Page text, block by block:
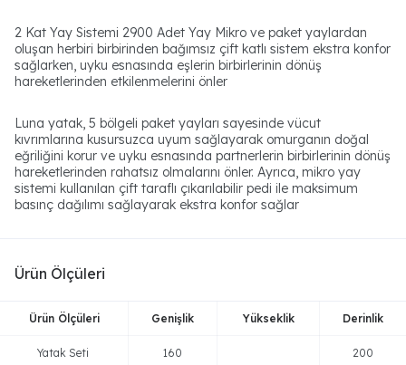
Ürün Ölçüleri
Ürün Ölçüleri Genişlik Yükseklik Derinlik
Yatak Seti 160 200
2 Kat Yay Sistemi 2900 Adet Yay Mikro ve paket yaylardan
oluşan herbiri birbirinden bağımsız çift katlı sistem ekstra konfor
sağlarken, uyku esnasında eşlerin birbirlerinin dönüş
hareketlerinden etkilenmelerini önler
Luna yatak, 5 bölgeli paket yayları sayesinde vücut
kıvrımlarına kusursuzca uyum sağlayarak omurganın doğal
eğriliğini korur ve uyku esnasında partnerlerin birbirlerinin dönüş
hareketlerinden rahatsız olmalarını önler. Ayrıca, mikro yay
sistemi kullanılan çift taraflı çıkarılabilir pedi ile maksimum
basınç dağılımı sağlayarak ekstra konfor sağlar